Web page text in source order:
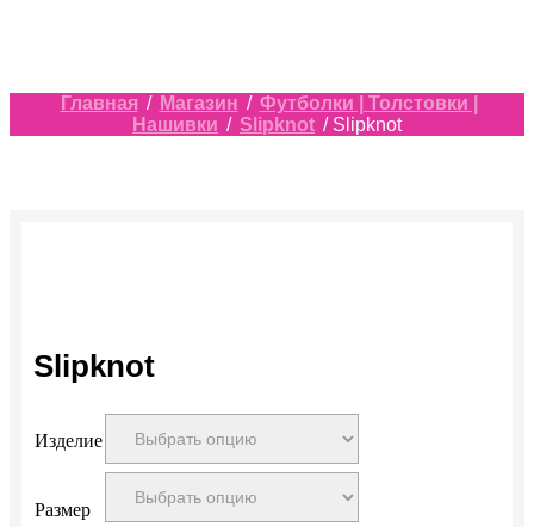
Главная / Магазин / Футболки | Толстовки |
Нашивки / Slipknot / Slipknot
Slipknot
Изделие
Размер